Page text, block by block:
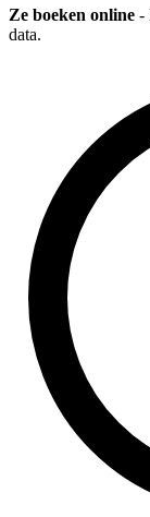
Ze boeken online -
data.